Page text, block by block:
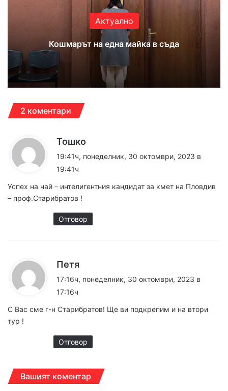
Актуално
Кошмарът на една майка в съда
2 коментари
Тошко
:
19:41ч, понеделник, 30 октомври, 2023 в
19:41ч
Успех на най – интелигентния кандидат за кмет на Пловдив
– проф.Старибратов !
Отговор
Петя
:
17:16ч, понеделник, 30 октомври, 2023 в
17:16ч
С Вас сме г-н Старибратов! Ще ви подкрепим и на втори
тур !
Отговор
Вашият коментар